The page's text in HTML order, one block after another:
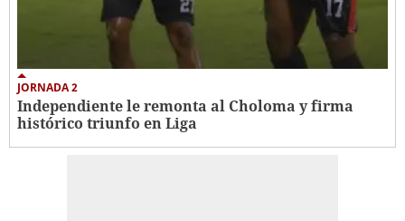
JORNADA 2
Independiente le remonta al Choloma y firma
histórico triunfo en Liga